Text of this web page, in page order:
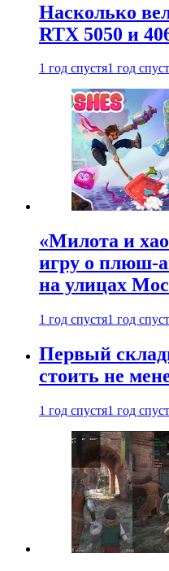
Насколько
RTX 5050 и
1 год спустя1 год
«Милота и
игру о плюш-
на улицах
1 год спустя1 год
Первый
стоить не
1 год спустя1 год